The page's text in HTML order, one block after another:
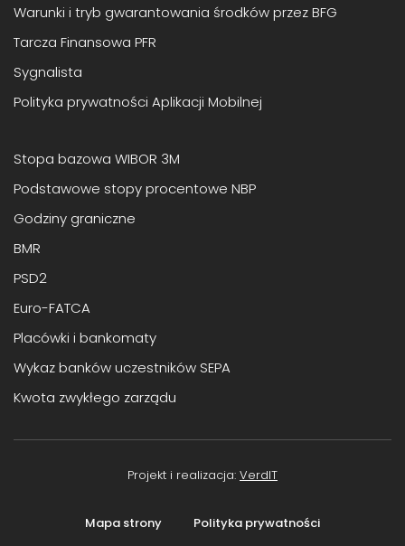
Warunki i tryb gwarantowania środków przez BFG
Tarcza Finansowa PFR
Sygnalista
Polityka prywatności Aplikacji Mobilnej
Stopa bazowa WIBOR 3M
Podstawowe stopy procentowe NBP
Godziny graniczne
BMR
PSD2
Euro-FATCA
Placówki i bankomaty
Wykaz banków uczestników SEPA
Kwota zwykłego zarządu
Projekt i realizacja: VerdIT
Mapa strony
Polityka prywatności